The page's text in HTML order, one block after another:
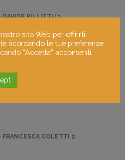
DAVIDE PILLITTU 1
FRANCESCA COLETTI 2
sito Web per offrirti
ricordando le tue preferenze
“Accetta” acconsenti